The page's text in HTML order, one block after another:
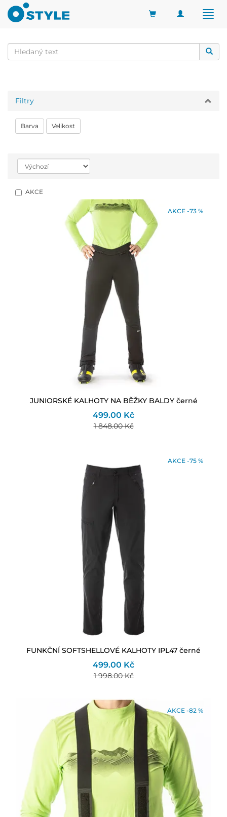
Toggle
Filtry
Barva Velikost
AKCE
AKCE -73 %
JUNIORSKÉ KALHOTY NA BĚŽKY BALDY černé
499.00 Kč
1 848.00 Kč
AKCE -75 %
FUNKČNÍ SOFTSHELLOVÉ KALHOTY IPL47 černé
499.00 Kč
1 998.00 Kč
AKCE -82 %